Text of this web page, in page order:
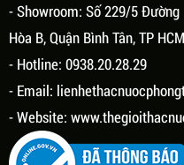
- Showroom: Số 229/5
Hòa B, Quận Bình Tân, TP HCM
- Hotline: 0938.20.28.29
- Email:
- Website: